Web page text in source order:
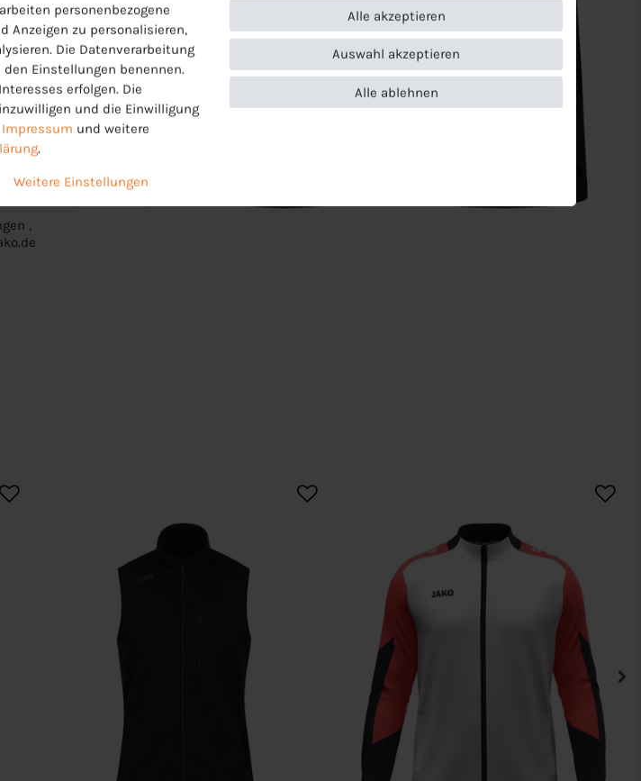
So gewährleistet
,
personenbezogene
Anzeigen zu personalisieren,
Die Datenverarbeitung
Einstellungen benennen.
erfolgen. Die
und die Einwilligung
Impressum und weitere
.
Weitere Einstellungen
Alle akzeptieren
Alle ablehnen
Auswahl akzeptieren